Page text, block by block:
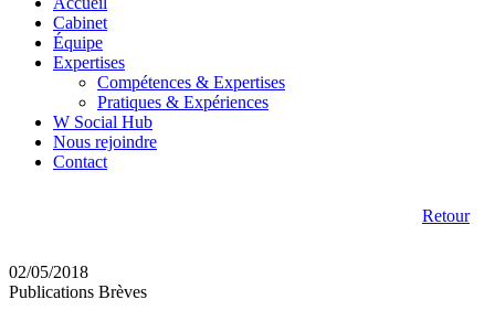
Cabinet
Équipe
Expertises
Compétences & Expertises
Pratiques & Expériences
W Social Hub
Nous rejoindre
Contact
Retour
02/05/2018
Publications Brèves